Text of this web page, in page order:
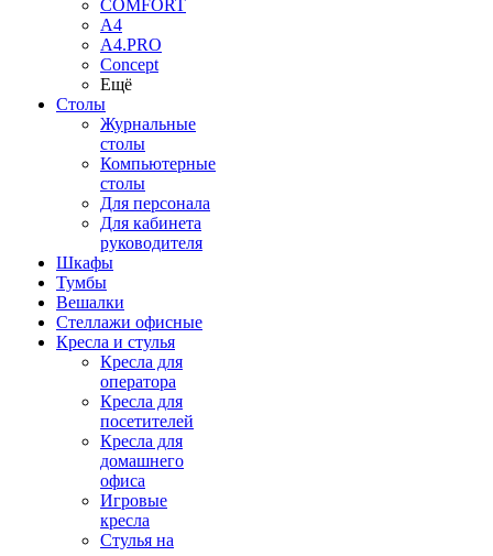
COMFORT
A4
A4.PRO
Concept
Ещё
Столы
Журнальные
столы
Компьютерные
столы
Для персонала
Для кабинета
руководителя
Шкафы
Тумбы
Вешалки
Стеллажи офисные
Кресла и стулья
Кресла для
оператора
Кресла для
посетителей
Кресла для
домашнего
офиса
Игровые
кресла
Стулья на